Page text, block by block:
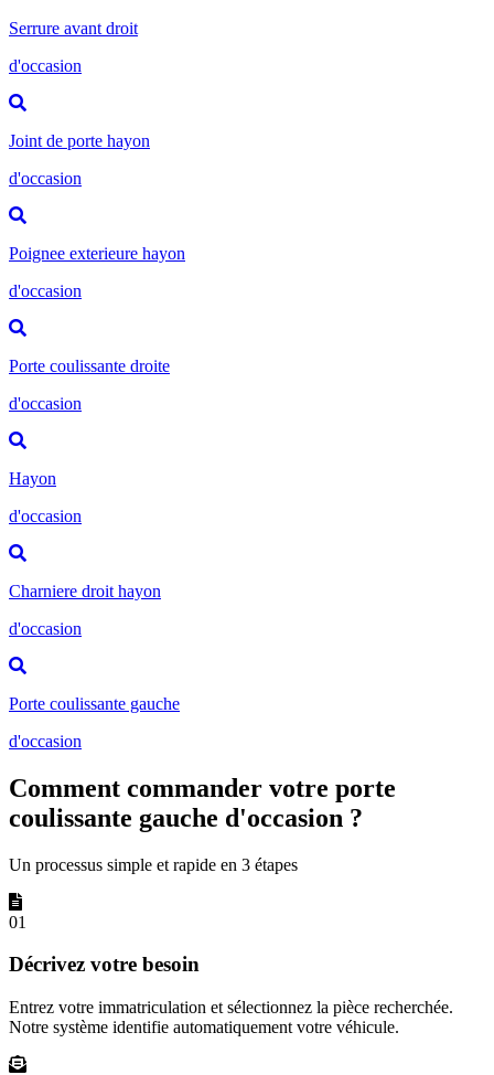
Serrure avant droit
d'occasion
Joint de porte hayon
d'occasion
Poignee exterieure hayon
d'occasion
Porte coulissante droite
d'occasion
Hayon
d'occasion
Charniere droit hayon
d'occasion
Porte coulissante gauche
d'occasion
Comment commander votre porte
coulissante gauche d'occasion ?
Un processus simple et rapide en 3 étapes
01
Décrivez votre besoin
Entrez votre immatriculation et sélectionnez la pièce recherchée.
Notre système identifie automatiquement votre véhicule.